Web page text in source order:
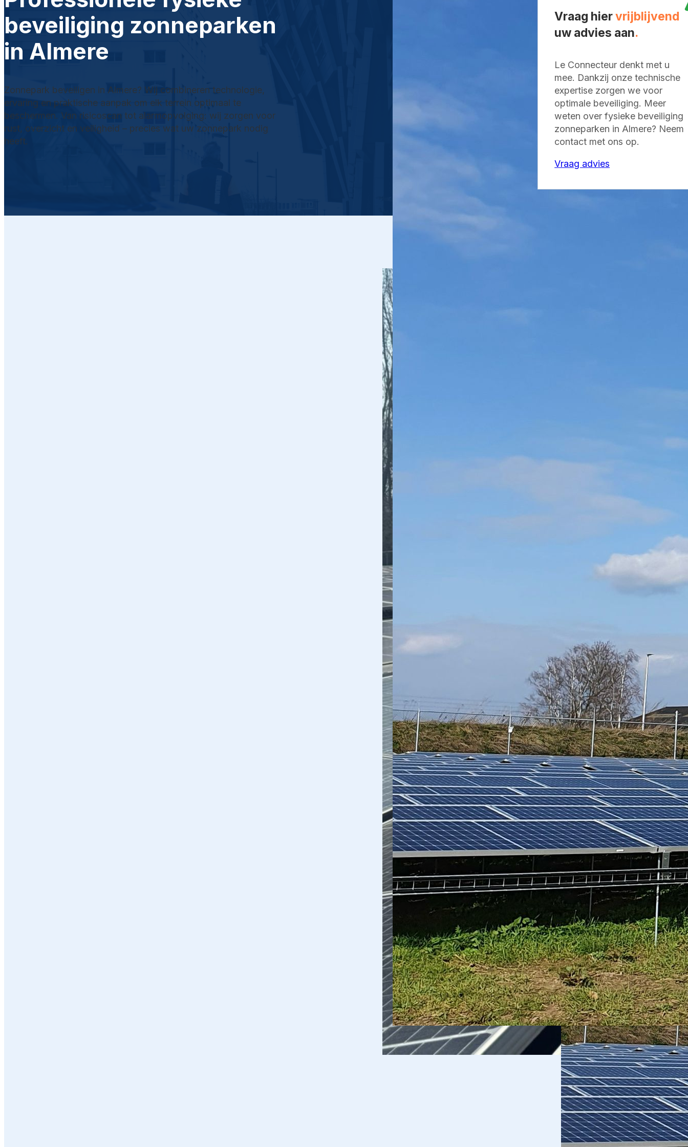
beveiliging zonneparken
in Almere
Zonnepark beveiligen in Almere? Wij combineren technologie,
ervaring en praktische aanpak om elk terrein optimaal te
beschermen. Van risicoscan tot alarmopvolging: wij zorgen voor
rust, overzicht en veiligheid – precies wat uw zonnepark nodig
heeft.
Vraag hiervrijblijvend
uw advies aan.
Le Connecteur denkt met u
mee. Dankzij onze technische
expertise zorgen we voor
optimale beveiliging. Meer
weten over fysieke beveiliging
zonneparken in Almere? Neem
contact met ons op.
Vraag advies